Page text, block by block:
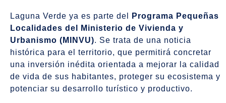
Laguna Verde ya es parte del
Programa Pequeñas
Localidades del Ministerio de Vivienda y
Urbanismo (MINVU). Se trata de una noticia
histórica para el territorio, que permitirá concretar
una inversión inédita orientada a mejorar la calidad
de vida de sus habitantes, proteger su ecosistema y
potenciar su desarrollo turístico y productivo.